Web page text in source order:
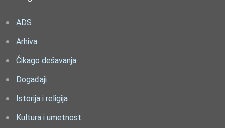
ADS
Arhiva
Čikago dešavanja
Događaji
Istorija i religija
Kultura i umetnost